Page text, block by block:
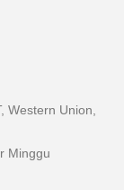
Western Union,
Minggu